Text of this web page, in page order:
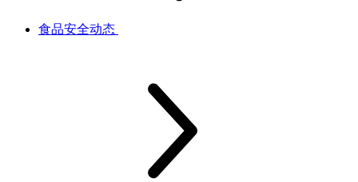
食品安全动态